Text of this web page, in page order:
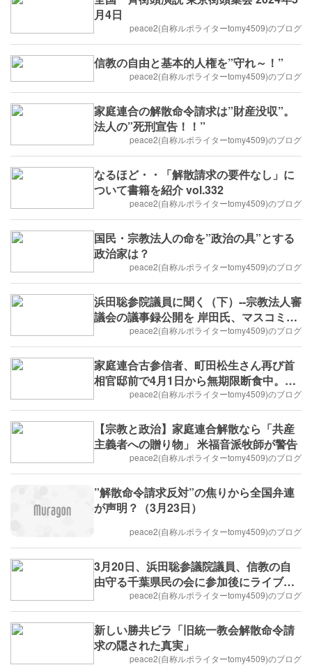
月4日
peace2(自称ルポライターtomy4509)のブログ
信教の自由と基本的人権を”守れ～！”
peace2(自称ルポライターtomy4509)のブログ
家庭連合の解散命令請求は”財産没収”。
法人の”死刑宣告！！”
peace2(自称ルポライターtomy4509)のブログ
なるほど・・「解散請求の要件なし」に
ついて書籍を紹介 vol.332
peace2(自称ルポライターtomy4509)のブログ
国民・宗教法人の命を”政治の具”とする
政治家は？
peace2(自称ルポライターtomy4509)のブログ
浜田聡参院議員に聞く（下）--宗教法人審
議会の議事録公開を 岸田氏、マスコミを
恐れ過ぎ 問われる政治の役割
peace2(自称ルポライターtomy4509)のブログ
家庭連合古参信者、町田松生さん再び首
相官邸前で4月1日から無期限断食中。応
援お願いします。
peace2(自称ルポライターtomy4509)のブログ
【宗教と政治】家庭連合解散なら「共産
主義者への贈り物」 米福音派牧師が警告
peace2(自称ルポライターtomy4509)のブログ
”解散命令請求反対”の焦りから全国弁連
が声明？（3月23日）
peace2(自称ルポライターtomy4509)のブログ
3月20日、浜田聡参議院議員、信教の自
由守る千葉県民の会に参加後にライブ中
peace2(自称ルポライターtomy4509)のブログ
新しい勝共ビラ「旧統一教会解散命令請
求の隠された真実」
peace2(自称ルポライターtomy4509)のブログ